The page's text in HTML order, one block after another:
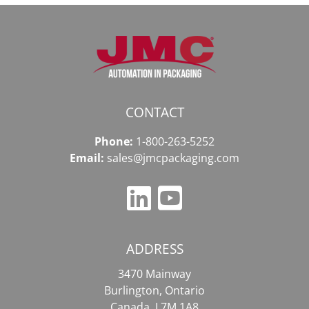
CONTACT
Phone: 1-800-263-5252
Email: sales@jmcpackaging.com
ADDRESS
3470 Mainway
Burlington, Ontario